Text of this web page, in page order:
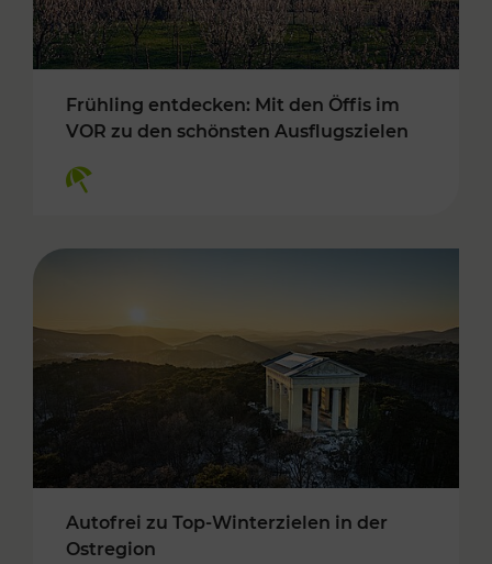
Frühling entdecken: Mit den Öffis im
VOR zu den schönsten Ausflugszielen
Autofrei zu Top-Winterzielen in der
Ostregion